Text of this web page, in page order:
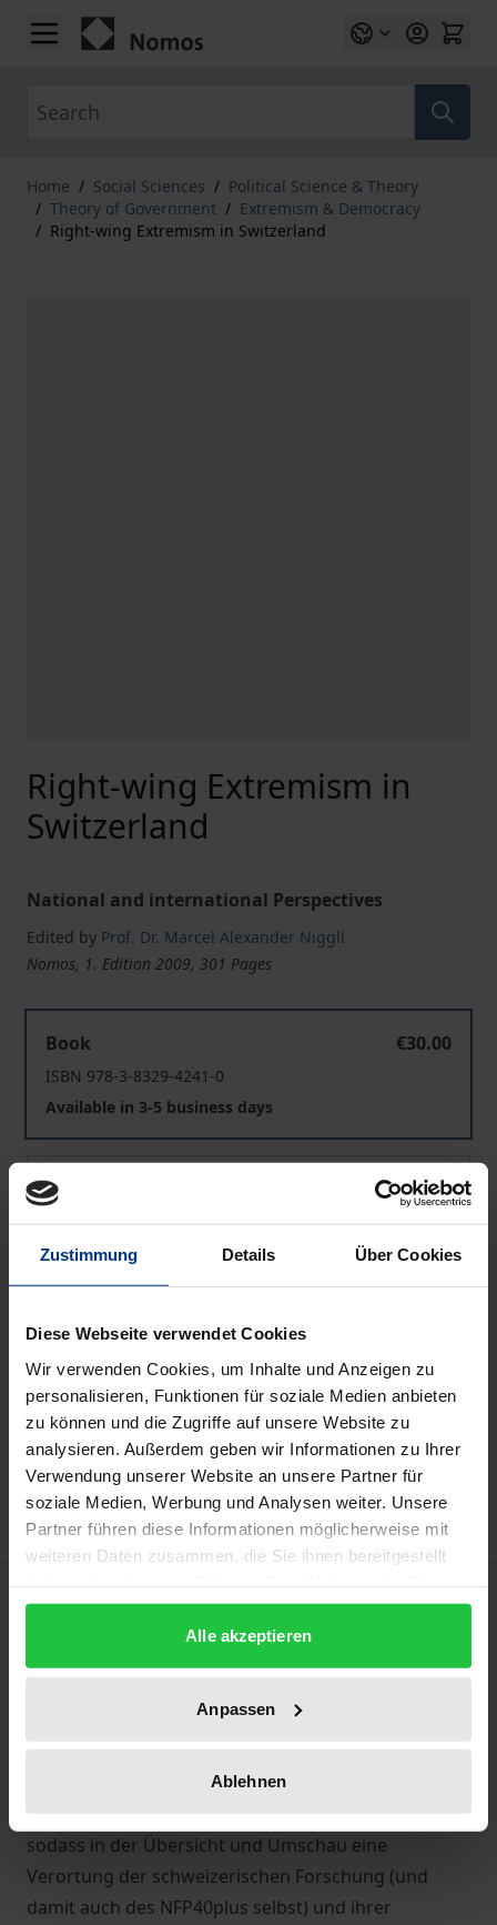
Zustimmung Details Über Cookies
Diese Webseite verwendet Cookies
Wir verwenden Cookies, um Inhalte und Anzeigen zu
personalisieren, Funktionen für soziale Medien anbieten
zu können und die Zugriffe auf unsere Website zu
analysieren. Außerdem geben wir Informationen zu Ihrer
Verwendung unserer Website an unsere Partner für
soziale Medien, Werbung und Analysen weiter. Unsere
Partner führen diese Informationen möglicherweise mit
weiteren Daten zusammen, die Sie ihnen bereitgestellt
gesammelt haben.
Alle akzeptieren
Anpassen
Ablehnen
Skip to Content
Home / Social Sciences / Political Science & Theory
/ Theory of Government / Extremism & Democracy
/ Right-wing Extremism in Switzerland
Right-wing Extremism in
Switzerland
National and international Perspectives
Edited by Prof. Dr. Marcel Alexander Niggli
Nomos, 1. Edition 2009, 301 Pages
Book
€30.00
ISBN 978-3-8329-4241-0
Available in 3-5 business days
Right-wing Extremism in Switzerland
eBook
€30.00
ISBN 978-3-8452-1662-1
Available
Prices include VAT. Depending on the delivery address, VAT
Add to Cart
Add to Wish List
Delivery cost notice
Forschungsprogramm 40plus und seine Projekte
präsentieren (die alle mit Beiträgen präsent sind),
zum anderen sollen diese nationalen Beiträge in
eine internationale Perspektive gestellt werden,
sodass in der Übersicht und Umschau eine
Verortung der schweizerischen Forschung (und
damit auch des NFP40plus selbst) und ihrer